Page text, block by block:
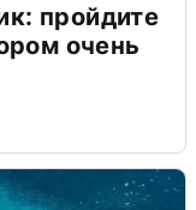
пройдите
очень